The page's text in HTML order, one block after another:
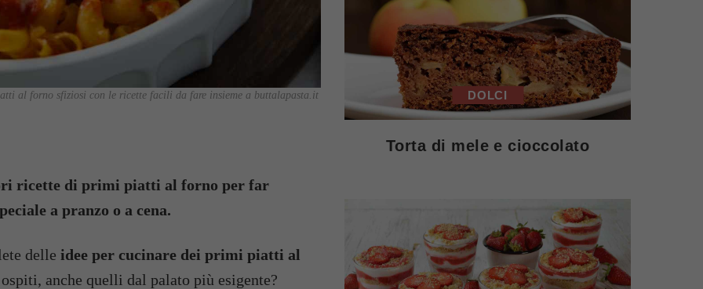
al forno sfiziosi con le ricette facili da fare insieme a buttalapasta.it
ricette di primi piatti al forno per far
a pranzo o a cena.
delle idee per cucinare dei primi piatti al
anche quelli dal palato più esigente?
DOLCI
Torta di mele e cioccolato